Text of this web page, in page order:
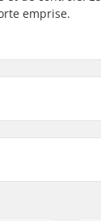
emprise.